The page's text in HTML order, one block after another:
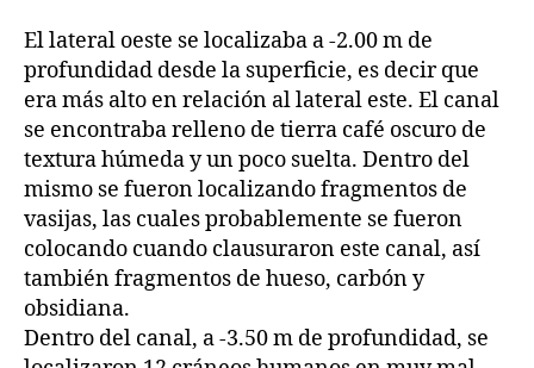
El lateral oeste se localizaba a -2.00 m de
profundidad desde la superficie, es decir que
era más alto en relación al lateral este. El canal
se encontraba relleno de tierra café oscuro de
textura húmeda y un poco suelta. Dentro del
mismo se fueron localizando fragmentos de
vasijas, las cuales probablemente se fueron
colocando cuando clausuraron este canal, así
también fragmentos de hueso, carbón y
obsidiana.
Dentro del canal, a -3.50 m de profundidad, se